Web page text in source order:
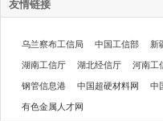
友情链接
乌兰察布工信局 中国工信部 新
湖南工信厅 湖北经信厅 河南工
钢管信息港 中国超硬材料网 中
有色金属人才网